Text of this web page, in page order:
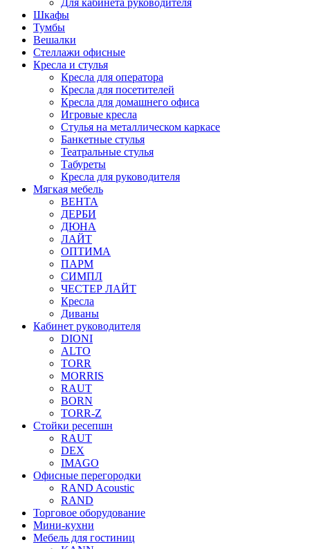
Шкафы
Тумбы
Вешалки
Стеллажи офисные
Кресла и стулья
Кресла для оператора
Кресла для посетителей
Кресла для домашнего офиса
Игровые кресла
Стулья на металлическом каркасе
Банкетные стулья
Театральные стулья
Табуреты
Кресла для руководителя
Мягкая мебель
ВЕНТА
ДЕРБИ
ДЮНА
ЛАЙТ
ОПТИМА
ПАРМ
СИМПЛ
ЧЕСТЕР ЛАЙТ
Кресла
Диваны
Кабинет руководителя
DIONI
ALTO
TORR
MORRIS
RAUT
BORN
TORR-Z
Стойки ресепшн
RAUT
DEX
IMAGO
Офисные перегородки
RAND Acoustic
RAND
Торговое оборудование
Мини-кухни
Мебель для гостиниц